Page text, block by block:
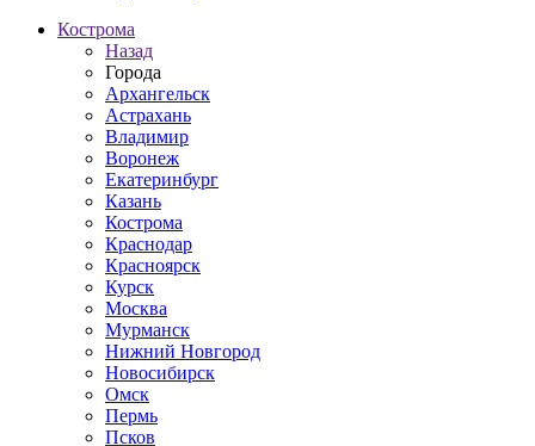
Кострома
Назад
Города
Архангельск
Астрахань
Владимир
Воронеж
Екатеринбург
Казань
Кострома
Краснодар
Красноярск
Курск
Москва
Мурманск
Нижний Новгород
Новосибирск
Омск
Пермь
Псков